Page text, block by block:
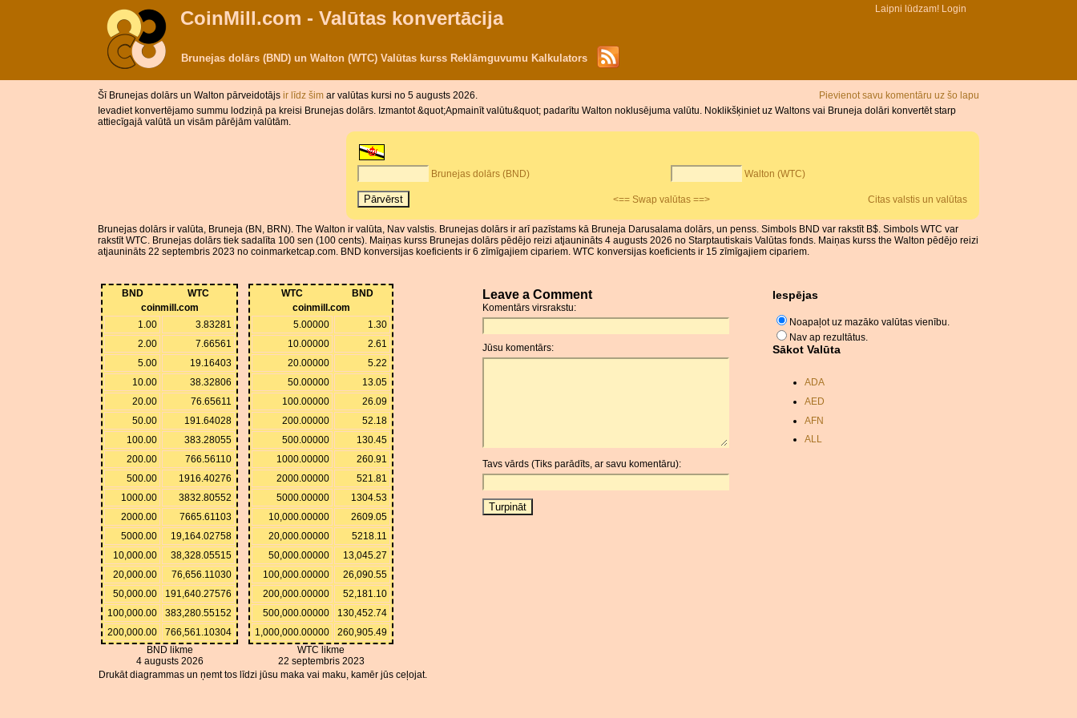
CoinMill.com - Valūtas konvertācija Laipni lūdzam! Login
Brunejas dolārs (BND) un Walton (WTC) Valūtas kurss Reklāmguvumu Kalkulators
Pievienot savu komentāru uz šo lapu
Šī Brunejas dolārs un Walton pārveidotājs ir līdz šim ar valūtas kursi no 5 augusts 2026.
Ievadiet konvertējamo summu lodziņā pa kreisi Brunejas dolārs. Izmantot &quot;Apmainīt valūtu&quot; padarītu Walton noklusējuma valūtu. Noklikšķiniet uz Waltons vai Bruneja dolāri konvertēt starp
attiecīgajā valūtā un visām pārējām valūtām.
Brunejas dolārs (BND) Walton (WTC)
<== Swap valūtas ==> Citas valstis un valūtas
Brunejas dolārs ir valūta, Bruneja (BN, BRN). The Walton ir valūta, Nav valstis. Brunejas dolārs ir arī pazīstams kā Bruneja Darusalama dolārs, un penss. Simbols BND var rakstīt B$. Simbols WTC var
rakstīt WTC. Brunejas dolārs tiek sadalīta 100 sen (100 cents). Maiņas kurss Brunejas dolārs pēdējo reizi atjaunināts 4 augusts 2026 no Starptautiskais Valūtas fonds. Maiņas kurss the Walton pēdējo reizi
atjaunināts 22 septembris 2023 no coinmarketcap.com. BND konversijas koeficients ir 6 zīmīgajiem cipariem. WTC konversijas koeficients ir 15 zīmīgajiem cipariem.
BND
WTC
coinmill.com
1.00
3.83281
2.00
7.66561
5.00
19.16403
10.00
38.32806
20.00
76.65611
50.00
191.64028
100.00
383.28055
200.00
766.56110
500.00
1916.40276
1000.00
3832.80552
2000.00
7665.61103
5000.00
19,164.02758
10,000.00
38,328.05515
20,000.00
76,656.11030
50,000.00
191,640.27576
100,000.00
383,280.55152
200,000.00
766,561.10304
BND likme
4 augusts 2026
WTC
BND
coinmill.com
5.00000
1.30
10.00000
2.61
20.00000
5.22
50.00000
13.05
100.00000
26.09
200.00000
52.18
500.00000
130.45
1000.00000
260.91
2000.00000
521.81
5000.00000
1304.53
10,000.00000
2609.05
20,000.00000
5218.11
50,000.00000
13,045.27
100,000.00000
26,090.55
200,000.00000
52,181.10
500,000.00000
130,452.74
1,000,000.00000
260,905.49
WTC likme
22 septembris 2023
Drukāt diagrammas un ņemt tos līdzi jūsu maka vai maku, kamēr jūs ceļojat.
Leave a Comment
Komentārs virsrakstu:
Jūsu komentārs:
Tavs vārds (Tiks parādīts, ar savu komentāru):
Iespējas
Noapaļot uz mazāko valūtas vienību.
Nav ap rezultātus.
Sākot Valūta
ADA
AED
AFN
ALL